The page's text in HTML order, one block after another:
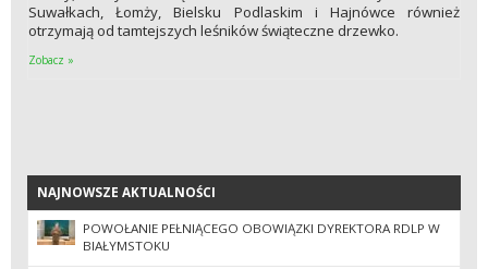
Suwałkach, Łomży, Bielsku Podlaskim i Hajnówce również
otrzymają od tamtejszych leśników świąteczne drzewko.
Zobacz »
NAJNOWSZE AKTUALNOŚCI
NAJNOWSZE AKTUALNOŚCI
POWOŁANIE PEŁNIĄCEGO OBOWIĄZKI DYREKTORA RDLP W
BIAŁYMSTOKU